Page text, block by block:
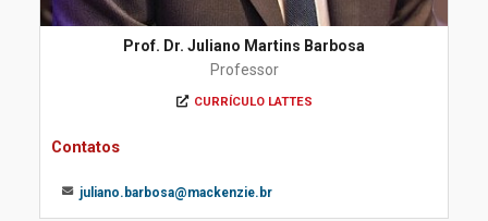
Prof. Dr. Juliano Martins Barbosa
Professor
CURRÍCULO LATTES
Contatos
juliano.barbosa@mackenzie.br